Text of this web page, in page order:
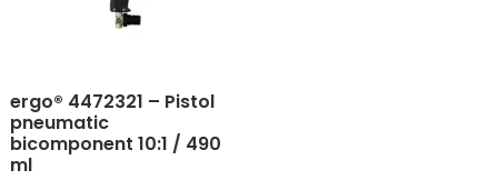
ergo® 4472321 – Pistol
pneumatic
bicomponent 10:1 / 490
ml